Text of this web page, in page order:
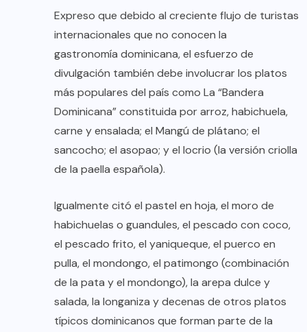
Expreso que debido al creciente flujo de turistas
internacionales que no conocen la
gastronomía dominicana, el esfuerzo de
divulgación también debe involucrar los platos
más populares del país como La “Bandera
Dominicana” constituida por arroz, habichuela,
carne y ensalada; el Mangú de plátano; el
sancocho; el asopao; y el locrio (la versión criolla
de la paella española).
Igualmente citó el pastel en hoja, el moro de
habichuelas o guandules, el pescado con coco,
el pescado frito, el yaniqueque, el puerco en
pulla, el mondongo, el patimongo (combinación
de la pata y el mondongo), la arepa dulce y
salada, la longaniza y decenas de otros platos
típicos dominicanos que forman parte de la